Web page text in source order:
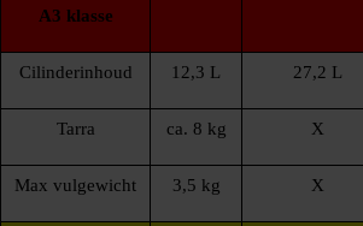
A3 klasse
Cilinderinhoud 12,3 L 27,2 L
Tarra ca. 8 kg X
Max vulgewicht 3,5 kg X